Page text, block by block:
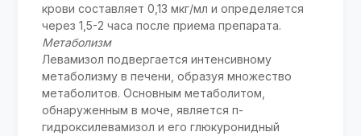
крови составляет 0,13 мкг/мл и определяется
через 1,5-2 часа после приема препарата.
Метаболизм
Левамизол подвергается интенсивному
метаболизму в печени, образуя множество
метаболитов. Основным метаболитом,
обнаруженным в моче, является п-
гидроксилевамизол и его глюкуронидный